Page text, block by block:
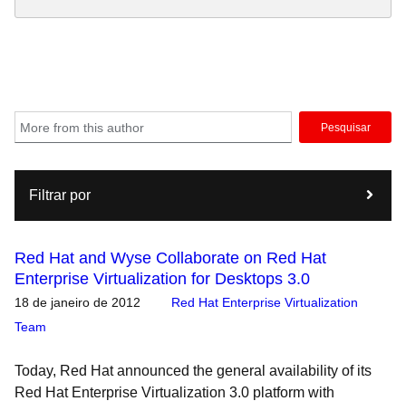
Pesquisar
Filtrar por
Red Hat and Wyse Collaborate on Red Hat
Enterprise Virtualization for Desktops 3.0
18 de janeiro de 2012
Red Hat Enterprise Virtualization
Team
Today, Red Hat announced the general availability of its
Red Hat Enterprise Virtualization 3.0 platform with